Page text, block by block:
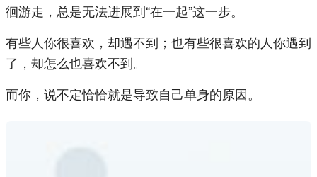
徊游走，总是无法进展到“在一起”这一步。
有些人你很喜欢，却遇不到；也有些很喜欢的人你遇到
了，却怎么也喜欢不到。
而你，说不定恰恰就是导致自己单身的原因。